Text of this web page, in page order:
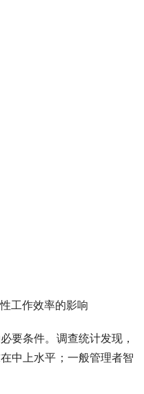
工作效率的影响
要条件。调查统计发现，
中上水平；一般管理者智